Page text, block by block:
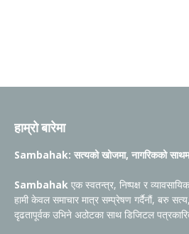
हाम्रो बारेमा
Sambahak: सत्यको खोजमा, नागरिकको
Sambahak एक स्वतन्त्र, निष्पक्ष र
हामी केवल समाचार मात्र सम्प्रेषण गर्दैनौं, बरु सत्य,
दृढतापूर्वक उभिने अठोटका साथ डिजिटल